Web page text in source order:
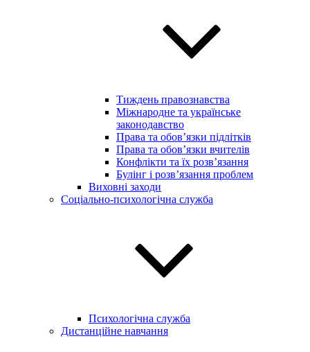
Тиждень правознавства
Міжнародне та українське
законодавство
Права та обов’язки підлітків
Права та обов’язки вчителів
Конфлікти та їх розв’язання
Булінг і розв’язання проблем
Виховні заходи
Соціально-психологічна служба
Психологічна служба
Дистанційне навчання